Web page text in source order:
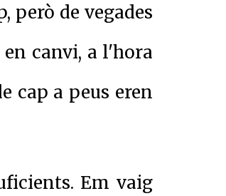
però de vegades
canvi, a l'hora
cap a peus eren
Em vaig